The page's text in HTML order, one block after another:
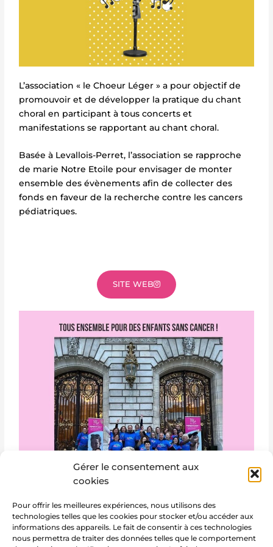
Gérer le consentement aux
cookies
Pour offrir les meilleures expériences, nous utilisons des
technologies telles que les cookies pour stocker et/ou accéder aux
informations des appareils. Le fait de consentir à ces technologies
nous permettra de traiter des données telles que le comportement
L’association « le Choeur Léger » a pour objectif de
promouvoir et de développer la pratique du chant
choral en participant à tous concerts et
manifestations se rapportant au chant choral.
Basée à Levallois-Perret, l’association se rapproche
de marie Notre Etoile pour envisager de monter
ensemble des évènements afin de collecter des
fonds en faveur de la recherche contre les cancers
pédiatriques.
SITE WEB